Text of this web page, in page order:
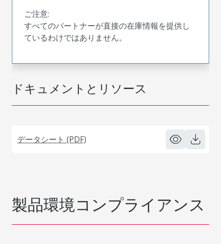
ドキュメントとリソース
データシート (PDF)
ご注意:
すべてのパートナーが直接の在庫情報を提供し
ているわけではありません。
製品環境コンプライアンス